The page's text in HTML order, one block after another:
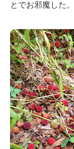
とでお邪魔した。